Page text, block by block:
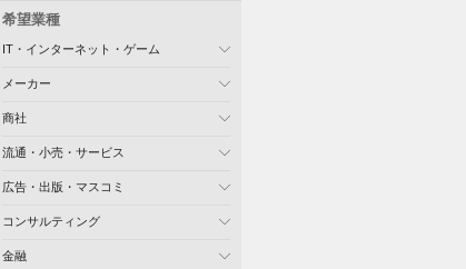
希望業種
IT・インターネット・ゲーム
メーカー
商社
流通・小売・サービス
広告・出版・マスコミ
コンサルティング
金融